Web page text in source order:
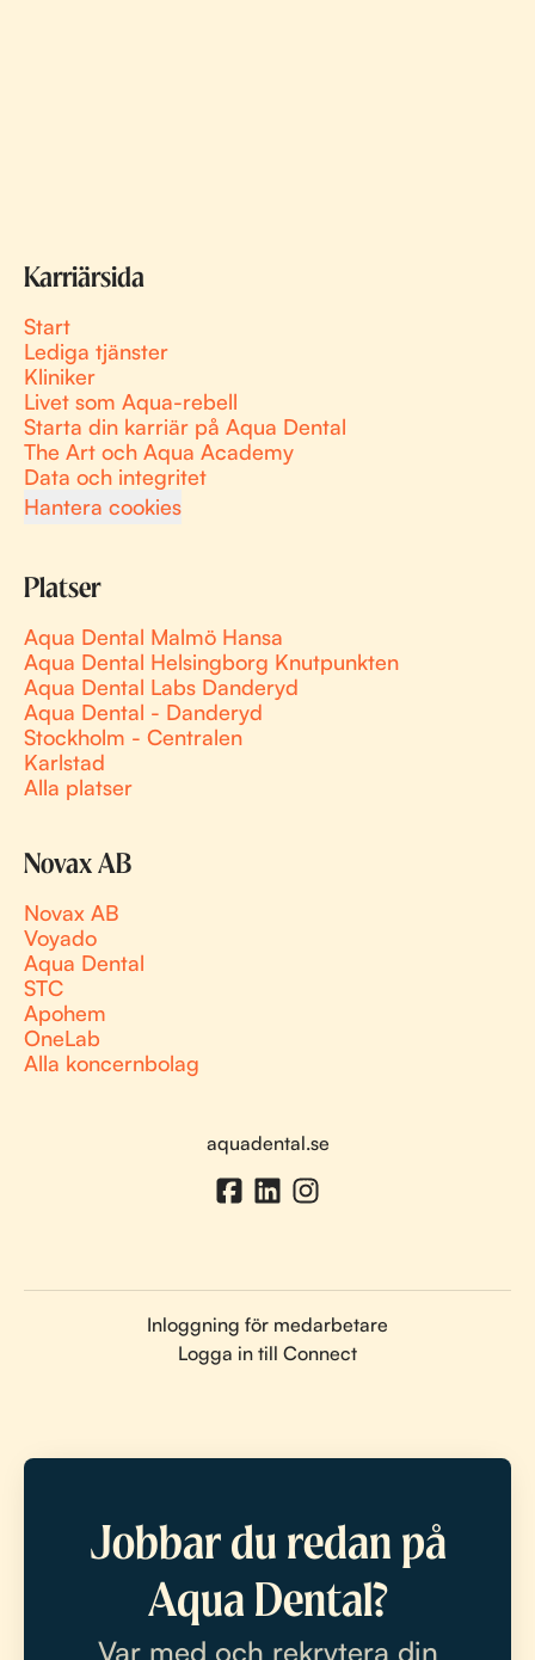
Karriärsida
Start
Lediga tjänster
Kliniker
Livet som Aqua-rebell
Starta din karriär på Aqua Dental
The Art och Aqua Academy
Data och integritet
Hantera cookies
Platser
Aqua Dental Malmö Hansa
Aqua Dental Helsingborg Knutpunkten
Aqua Dental Labs Danderyd
Aqua Dental - Danderyd
Stockholm - Centralen
Karlstad
Alla platser
Novax AB
Novax AB
Voyado
Aqua Dental
STC
Apohem
OneLab
Alla koncernbolag
aquadental.se
Inloggning för medarbetare
Logga in till Connect
Jobbar du redan på
Aqua Dental?
Var med och rekrytera din